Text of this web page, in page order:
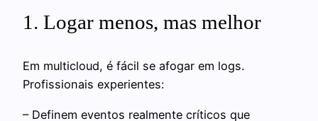
1. Logar menos, mas melhor
Em multicloud, é fácil se afogar em logs.
Profissionais experientes:
– Definem eventos realmente críticos que